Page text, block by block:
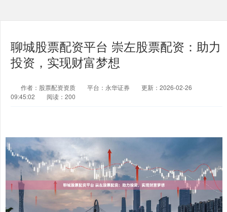
聊城股票配资平台 崇左股票配资：助力
投资，实现财富梦想
作者：股票配资资质 平台：永华证券
更新：2026-02-26
09:45:02
阅读：200